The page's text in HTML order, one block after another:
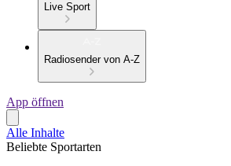
Live Sport
Radiosender von A-Z
App öffnen
Alle Inhalte
Beliebte Sportarten